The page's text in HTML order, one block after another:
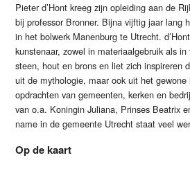
Pieter d’Hont kreeg zijn opleiding aan de
bij professor Bronner. Bijna vijftig jaar lang
in het bolwerk Manenburg te Utrecht.
kunstenaar, zowel in materiaalgebruik als
steen, hout en brons en liet zich inspireren
uit de mythologie, maar ook uit het gewone
opdrachten van gemeenten, kerken en
van o.a. Koningin Juliana, Prinses Beatrix
name in de gemeente Utrecht staat veel
Op de kaart